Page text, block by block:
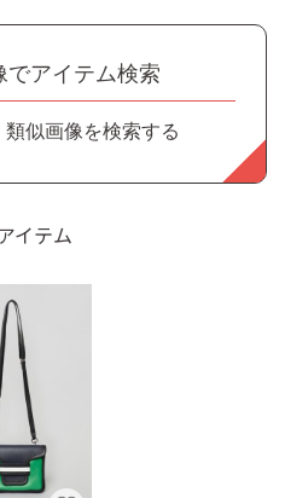
でアイテム検索
類似画像を検索する
イテム